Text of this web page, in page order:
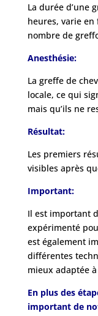
La durée d’une
heures, varie
nombre de
Anesthésie:
La greffe de
locale, ce qui
mais qu’ils ne
Résultat:
Les premiers
visibles après
Important:
Il est important
expérimenté
est également
différentes
mieux adaptée
En plus des
important de